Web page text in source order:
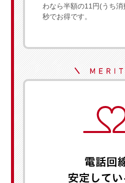
わなら半額の11円(うち
秒でお得です。